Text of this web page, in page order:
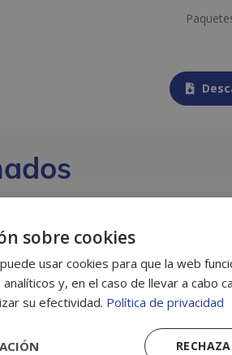
sobre cookies
usar cookies para que la web
y, en el caso de llevar a cabo
su efectividad. Política de privacidad